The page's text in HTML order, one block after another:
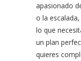
apasionado
o la
lo que
un plan
quieres